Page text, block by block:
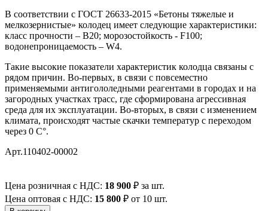
В соответствии с ГОСТ 26633-2015 «Бетоны тяжелые и
мелкозернистые» колодец имеет следующие характеристики:
класс прочности – В20; морозостойкость - F100;
водонепроницаемость – W4.
Такие высокие показатели характеристик колодца связаны с
рядом причин. Во-первых, в связи с повсеместно
применяемыми антигололедными реагентами в городах и на
загородных участках трасс, где сформирована агрессивная
среда для их эксплуатации. Во-вторых, в связи с изменением
климата, происходят частые скачки температур с переходом
через 0 С°.
Арт.110402-00002
Цена розничная с НДС: 18 900 ₽ за шт.
Цена оптовая с НДС: 15 800 ₽ от 10 шт.